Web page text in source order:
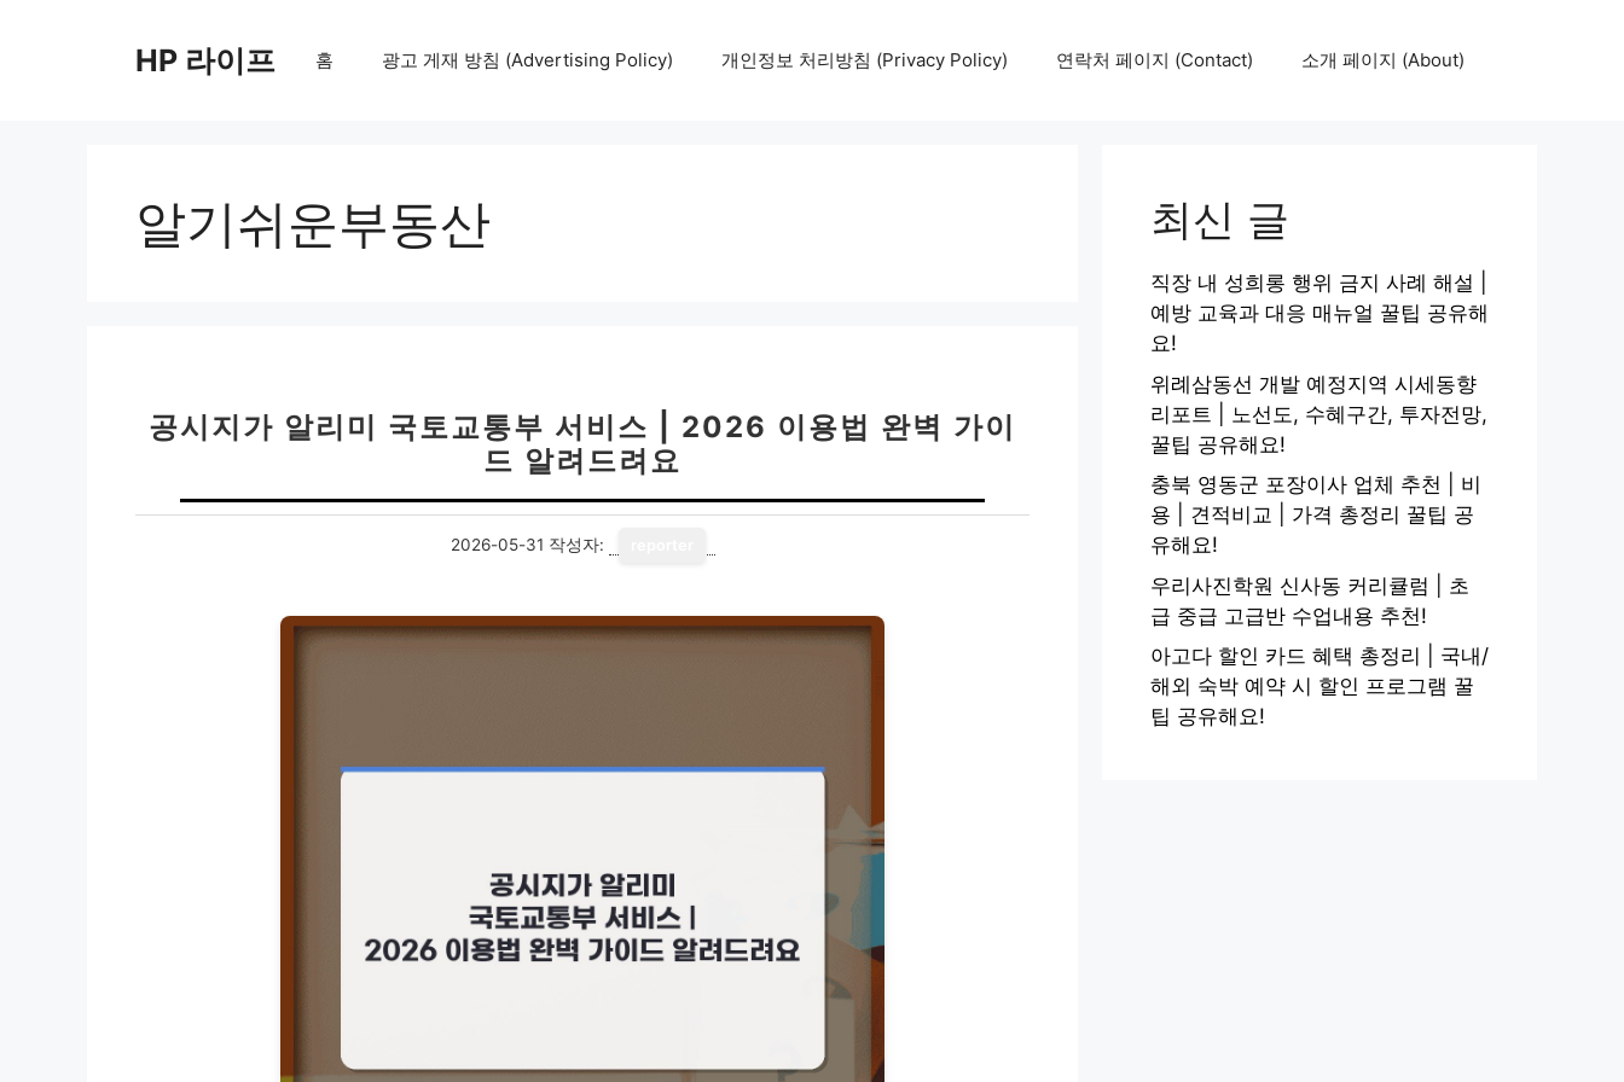
HP 라이프 홈 광고 게재 방침 (Advertising Policy) 개인정보 처리방침 (Privacy Policy) 연락처 페이지 (Contact) 소개 페이지 (About)
알기쉬운부동산
공시지가 알리미 국토교통부 서비스 | 2026 이용법 완벽 가이
드 알려드려요
2026-05-31 작성자:
최신 글
직장 내 성희롱 행위 금지 사례 해설 |
예방 교육과 대응 매뉴얼 꿀팁 공유해
요!
위례삼동선 개발 예정지역 시세동향
리포트 | 노선도, 수혜구간, 투자전망,
꿀팁 공유해요!
충북 영동군 포장이사 업체 추천 | 비
용 | 견적비교 | 가격 총정리 꿀팁 공
유해요!
우리사진학원 신사동 커리큘럼 | 초
급 중급 고급반 수업내용 추천!
아고다 할인 카드 혜택 총정리 | 국내/
해외 숙박 예약 시 할인 프로그램 꿀
팁 공유해요!